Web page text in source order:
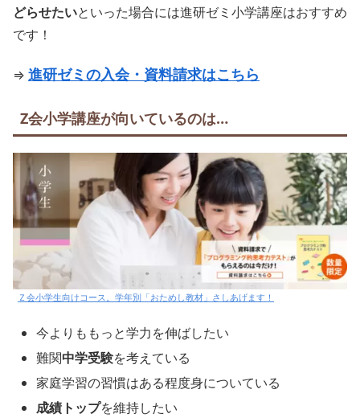
どらせたいといった場合には進研ゼミ小学講座はおすすめ
です！
⇒ 進研ゼミの入会・資料請求はこちら
Z会小学講座が向いているのは…
Ｚ会小学生向けコース。学年別「おためし教材」さしあげます！
今よりももっと学力を伸ばしたい
難関中学受験を考えている
家庭学習の習慣はある程度身についている
成績トップを維持したい